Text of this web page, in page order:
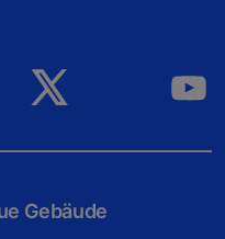
Gebäude